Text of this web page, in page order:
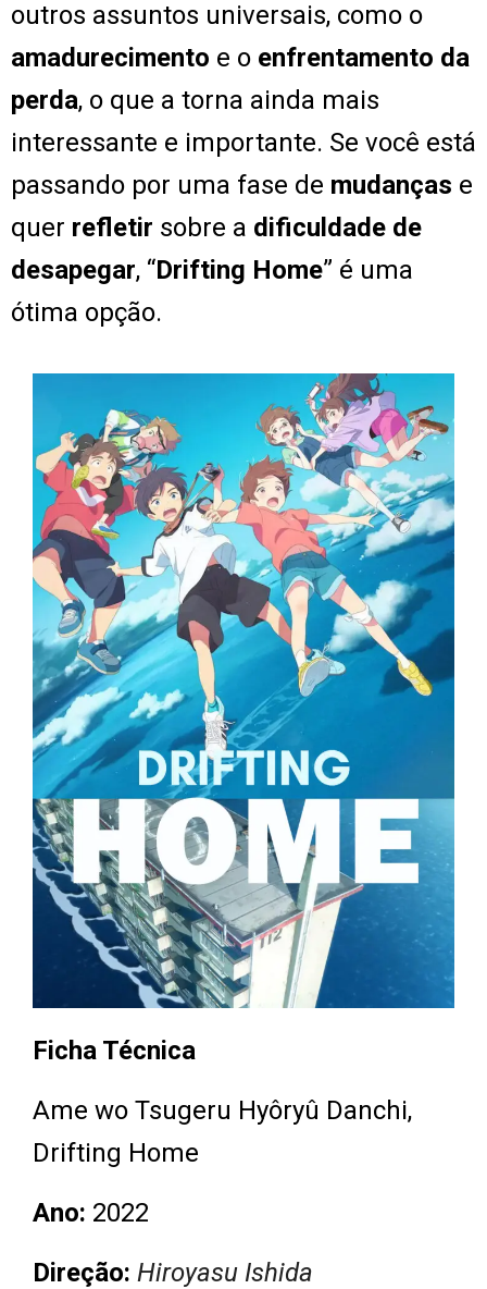
outros assuntos universais, como o
amadurecimento e o enfrentamento da
perda, o que a torna ainda mais
interessante e importante. Se você está
passando por uma fase de mudanças e
quer refletir sobre a dificuldade de
desapegar, “Drifting Home” é uma
ótima opção.
Ficha Técnica
Ame wo Tsugeru Hyôryû Danchi,
Drifting Home
Ano: 2022
Direção: Hiroyasu Ishida